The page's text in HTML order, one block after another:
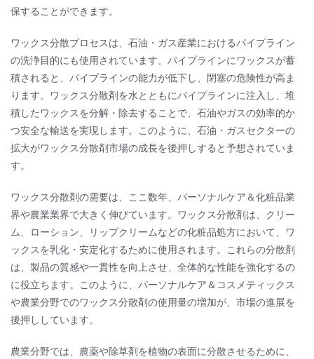
保することができます。
ワックス分散プロセスは、石油・ガス産業におけるパイプライン
の洗浄目的にも使用されています。パイプラインにワックスが蓄
積されると、パイプラインの能力が低下し、閉塞の危険性が高ま
ります。ワックス分散剤を水とともにパイプラインに注入し、堆
積したワックスを分解・除去することで、石油やガスの効率的か
つ安全な輸送を実現します。このように、石油・ガスセクターの
拡大がワックス分散剤市場の成長を後押しすると予想されていま
す。
ワックス分散剤の需要は、ここ数年、パーソナルケア＆化粧品業
界や農業業界で大きく伸びています。ワックス分散剤は、クリー
ム、ローション、リップクリームなどの化粧品処方において、ワ
ックスを乳化・安定化するために使用されます。これらの分散剤
は、製品の質感や一貫性を向上させ、全体的な性能を強化するの
に役立ちます。このように、パーソナルケア＆コスメティックス
や農業分野でのワックス分散剤の使用量の増加が、市場の進展を
後押ししています。
農業分野では、農薬や除草剤を植物の表面に分散させるために、